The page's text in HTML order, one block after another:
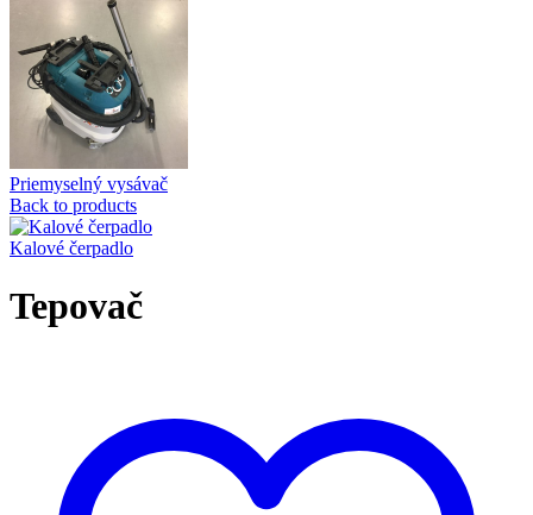
Priemyselný vysávač
Back to products
Kalové čerpadlo
Tepovač